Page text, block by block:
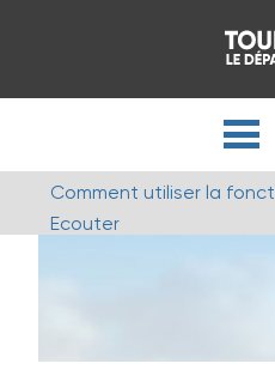
Comment utiliser la
Ecouter